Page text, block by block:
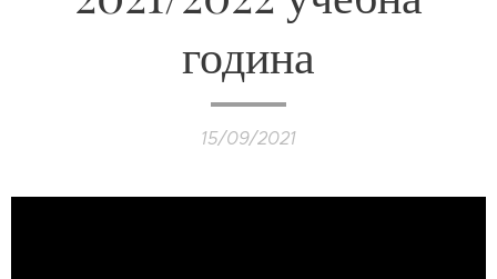
година
15/09/2021